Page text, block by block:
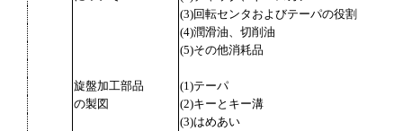
(3)回転センタおよびテーパの役割
(4)潤滑油、切削油
(5)その他消耗品
旋盤加工部品
(1)テーパ
の製図
(2)キーとキー溝
(3)はめあい